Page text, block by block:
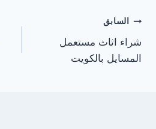
تصفّح
المقالات
السابق
شراء اثاث مستعمل
المسايل بالكويت